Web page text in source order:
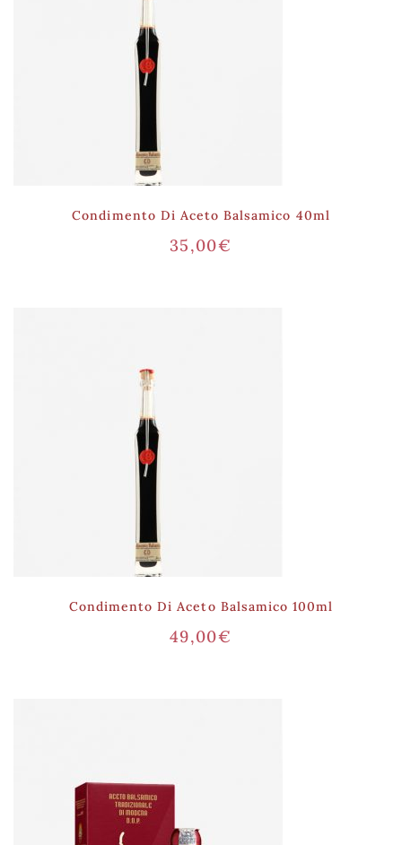
Condimento Di Aceto Balsamico 40ml
35,00€
Condimento Di Aceto Balsamico 100ml
49,00€